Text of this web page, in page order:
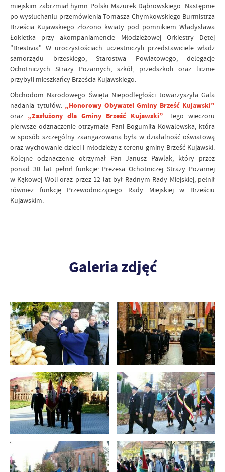
miejskim zabrzmiał hymn Polski Mazurek Dąbrowskiego. Następnie
po wysłuchaniu przemówienia Tomasza Chymkowskiego Burmistrza
Brześcia Kujawskiego złożono kwiaty pod pomnikiem Władysława
Łokietka przy akompaniamencie Młodzieżowej Orkiestry Dętej
"Brestivia". W uroczystościach uczestniczyli przedstawiciele władz
samorządu brzeskiego, Starostwa Powiatowego, delegacje
Ochotniczych Straży Pożarnych, szkół, przedszkoli oraz licznie
przybyli mieszkańcy Brześcia Kujawskiego.
Obchodom Narodowego Święta Niepodległości towarzyszyła Gala
nadania tytułów: „Honorowy Obywatel Gminy Brześć Kujawski”
oraz „Zasłużony dla Gminy Brześć Kujawski”. Tego wieczoru
pierwsze odznaczenie otrzymała Pani Bogumiła Kowalewska, która
w sposób szczególny zaangażowana była w działalność oświatową
oraz wychowanie dzieci i młodzieży z terenu gminy Brześć Kujawski.
Kolejne odznaczenie otrzymał Pan Janusz Pawlak, który przez
ponad 30 lat pełnił funkcje: Prezesa Ochotniczej Straży Pożarnej
w Kąkowej Woli oraz przez 12 lat był Radnym Rady Miejskiej, pełnił
również funkcję Przewodniczącego Rady Miejskiej w Brześciu
Kujawskim.
Galeria zdjęć